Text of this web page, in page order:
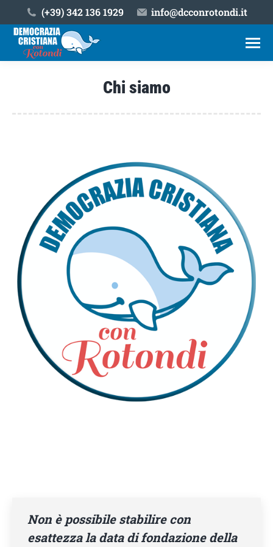
(+39) ‎342 136 1929 info@dcconrotondi.it
Chi siamo
Non è possibile stabilire con
esattezza la data di fondazione della